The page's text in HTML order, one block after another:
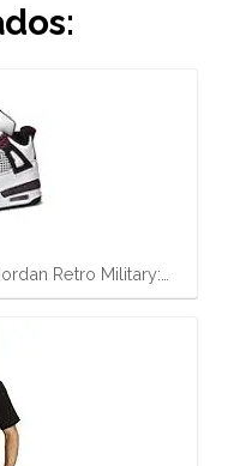
Retro Military:…